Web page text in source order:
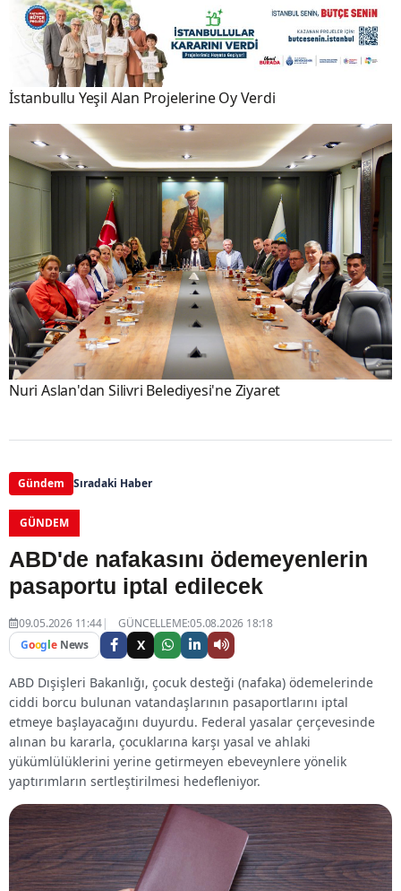
İstanbullu Yeşil Alan Projelerine Oy Verdi
Nuri Aslan'dan Silivri Belediyesi'ne Ziyaret
Gündem Sıradaki Haber
GÜNDEM
ABD'de nafakasını ödemeyenlerin
pasaportu iptal edilecek
09.05.2026 11:44
GÜNCELLEME:05.08.2026 18:18
Google News X
ABD Dışişleri Bakanlığı, çocuk desteği (nafaka) ödemelerinde
ciddi borcu bulunan vatandaşlarının pasaportlarını iptal
etmeye başlayacağını duyurdu. Federal yasalar çerçevesinde
alınan bu kararla, çocuklarına karşı yasal ve ahlaki
yükümlülüklerini yerine getirmeyen ebeveynlere yönelik
yaptırımların sertleştirilmesi hedefleniyor.